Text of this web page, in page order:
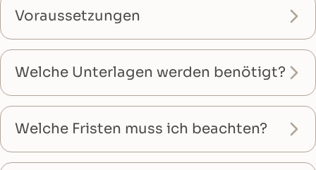
Voraussetzungen
Welche Unterlagen werden benötigt?
Welche Fristen muss ich beachten?